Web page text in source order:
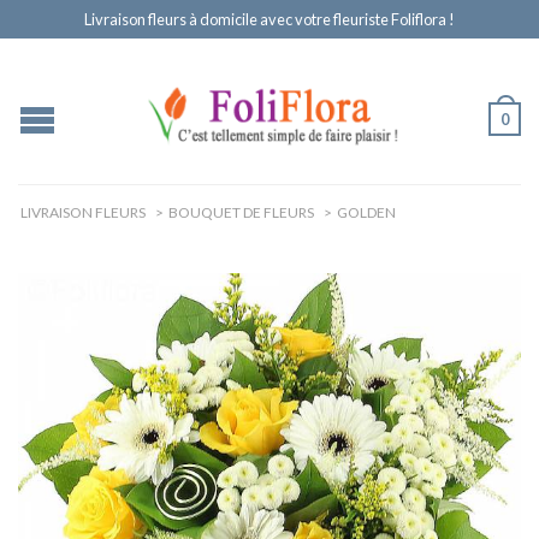
Livraison fleurs à domicile avec votre fleuriste Foliflora !
0
LIVRAISON FLEURS > BOUQUET DE FLEURS > GOLDEN